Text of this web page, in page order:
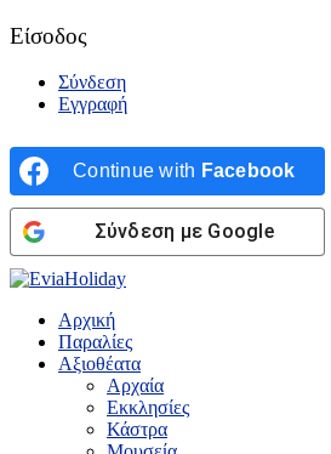
Είσοδος
Σύνδεση
Εγγραφή
Continue with Facebook
Σύνδεση με Google
Αρχική
Παραλίες
Αξιοθέατα
Αρχαία
Εκκλησίες
Κάστρα